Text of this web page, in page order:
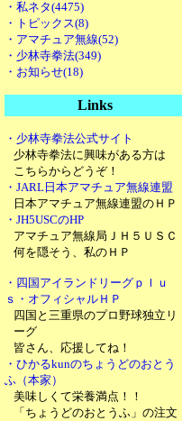
・私ネタ(4475)
・トピックス(8)
・アマチュア無線(52)
・少林寺拳法(349)
・お知らせ(18)
Links
・少林寺拳法公式サイト
少林寺拳法に興味がある方は
こちらからどうぞ！
・JARL日本アマチュア無線連盟
日本アマチュア無線連盟のＨＰ
・JH5USCのHP
アマチュア無線局ＪＨ５ＵＳＣ
何を隠そう、私のＨＰ
・四国アイランドリーグｐｌｕ
ｓ・オフィシャルＨＰ
四国と三重県のプロ野球独立リ
ーグ
皆さん、応援してね！
・ひかるkunのちょうどのおとう
ふ（本家）
美味しくて栄養満点！！
「ちょうどのおとうふ」の注文